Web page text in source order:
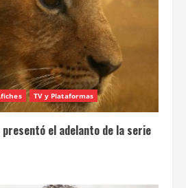
TV y Plataformas
el adelanto de la serie